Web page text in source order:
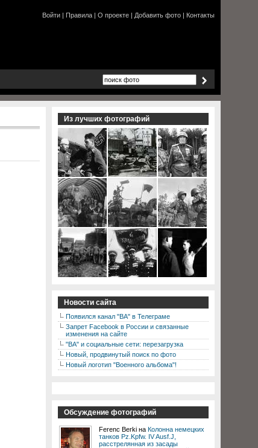
Войти | Правила | О проекте | Добавить фото | Контакты
Из лучших фотографий
Новости сайта
Появился канал "ВА" в Телеграме
Запрет Facebook в России и связанные
изменения на сайте
"ВА" и социальные сети: перезагрузка
Новый, продвинутый поиск по фото
Новый логотип "Военного альбома"!
Обсуждение фотографий
Ferenc Berki на Колонна немецких
танков Pz.Kpfw. IV Ausf.J,
расстрелянная из засады